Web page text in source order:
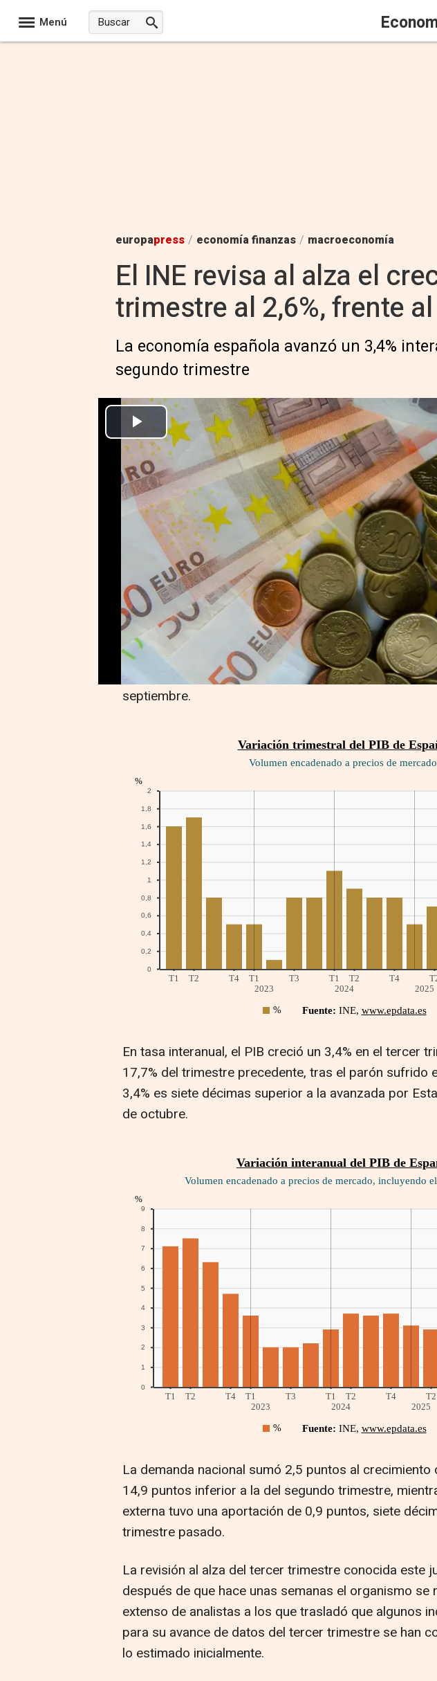
Menú
europapress / economía finanzas / macroeconomía
El INE revisa al alza el
trimestre al 2,6%, frente
La economía española avanzó un 3,4%
segundo trimestre
Archivo - Monedas, moneda, billete, billetes,euro ,euros, capital,
Europa Press Economía Finanzas
Actualizado: jueves, 23 diciembre 2021 12:30 Abrir opciones para
Seguir
MADRID, 23 Dic. (EUROPA PRESS) -
La economía española creció un 2,6% en el tercer
puntos por encima de la tasa del segundo trimestre
de la Contabilidad Nacional publicados este jueves
de Estadística (INE).
Este crecimiento trimestral del 2,6% durante los
décimas superior al dato adelantado por el
de octubre, cuando avanzó un aumento del PIB del
septiembre.
En tasa interanual, el PIB creció un 3,4% en el tercer
17,7% del trimestre precedente, tras el parón sufrido
3,4% es siete décimas superior a la avanzada por
de octubre.
La demanda nacional sumó 2,5 puntos al crecimiento
14,9 puntos inferior a la del segundo trimestre,
externa tuvo una aportación de 0,9 puntos, siete
trimestre pasado.
La revisión al alza del tercer trimestre conocida este
después de que hace unas semanas el organismo se
extenso de analistas a los que trasladó que algunos
para su avance de datos del tercer trimestre se han
lo estimado inicialmente.